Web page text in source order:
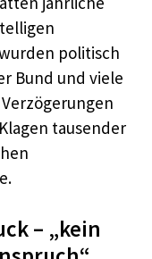
politisch
Bund und viele
tausender
– „kein